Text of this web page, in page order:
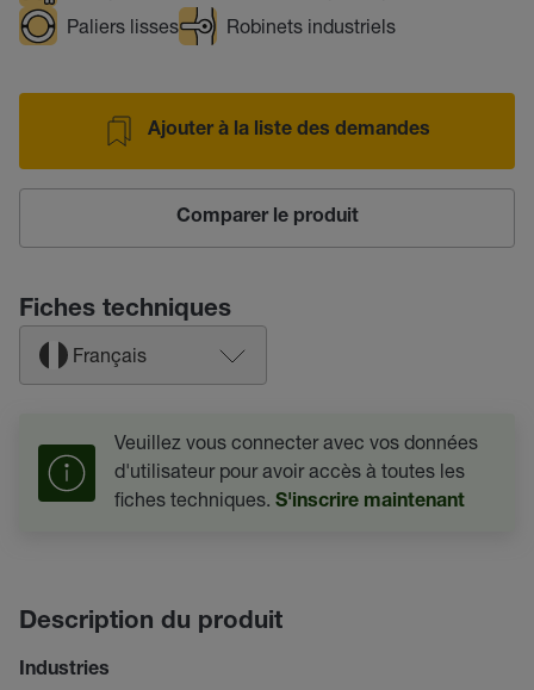
Paliers lisses
Robinets industriels
Ajouter à la liste des demandes
Comparer le produit
Fiches techniques
Français
Veuillez vous connecter avec vos données
d'utilisateur pour avoir accès à toutes les
fiches techniques. S'inscrire maintenant
Description du produit
Industries